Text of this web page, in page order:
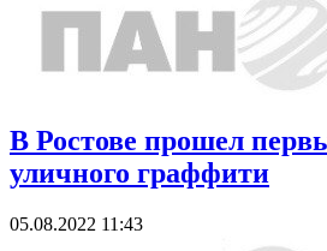
В Ростове прошел
уличного граффити
05.08.2022 11:43